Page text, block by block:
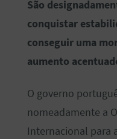
São
conquistar
conseguir uma
aumento
O governo
nomeadamente a
Internacional para